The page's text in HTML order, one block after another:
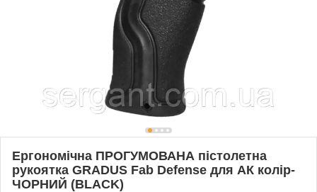
Ергономічна ПРОГУМОВАНА пістолетна
рукоятка GRADUS Fab Defense для АК колір-
ЧОРНИЙ (BLACK)